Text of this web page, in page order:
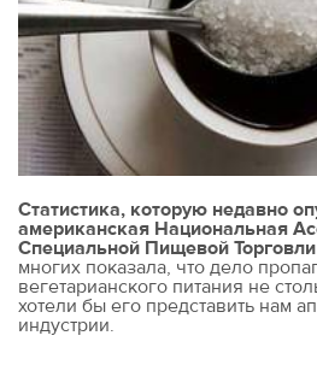
Статистика, которую недавно
американская Национальная
Специальной Пищевой Торговли
многих показала, что дело
вегетарианского питания не
хотели бы его представить нам
индустрии.